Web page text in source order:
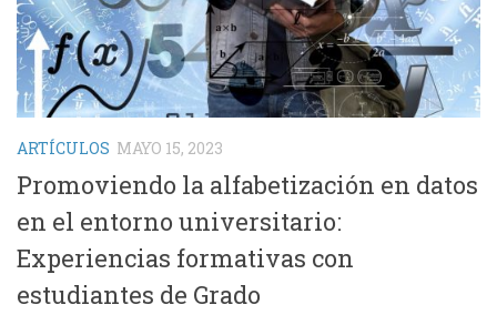
ARTÍCULOS MAYO 15, 2023
Promoviendo la alfabetización en datos
en el entorno universitario:
Experiencias formativas con
estudiantes de Grado